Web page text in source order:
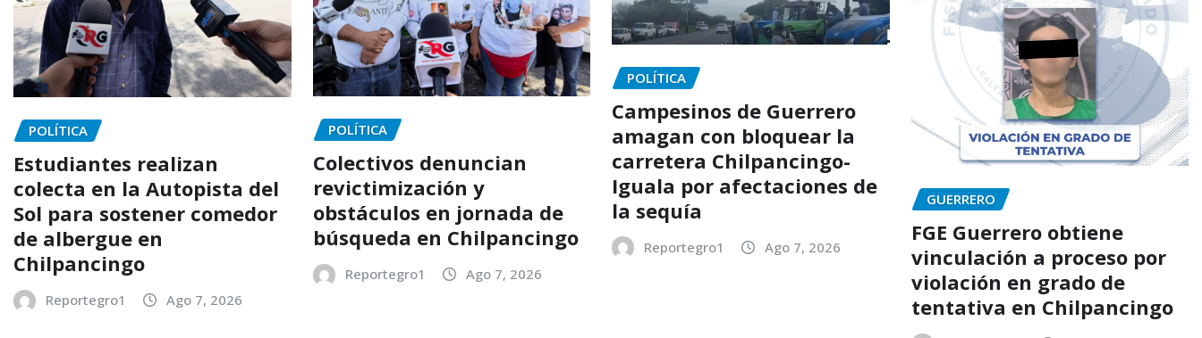
POLÍTICA
Estudiantes realizan
colecta en la Autopista del
Sol para sostener comedor
de albergue en
Chilpancingo
Reportegro1 Ago 7, 2026
POLÍTICA
Colectivos denuncian
revictimización y
obstáculos en jornada de
búsqueda en Chilpancingo
Reportegro1 Ago 7, 2026
POLÍTICA
Campesinos de Guerrero
amagan con bloquear la
carretera Chilpancingo-
Iguala por afectaciones de
la sequía
Reportegro1 Ago 7, 2026
GUERRERO
FGE Guerrero obtiene
vinculación a proceso por
violación en grado de
tentativa en Chilpancingo